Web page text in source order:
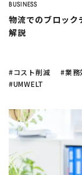
BUSINESS
物流でのブロック
解説
#コスト削減 #業務
#UMWELT